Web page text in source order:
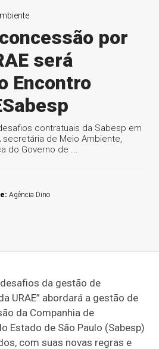
por
será
Encontro
contratuais da Sabesp em
de Meio Ambiente,
do Governo de ...
Agência Dino
da gestão de
URAE” abordará a gestão de
da Companhia de
Estado de São Paulo (Sabesp)
com suas novas regras e